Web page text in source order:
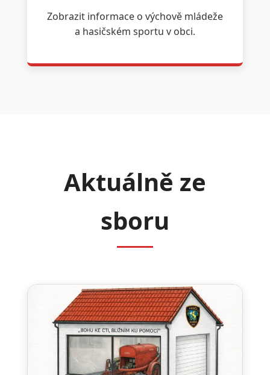
Zobrazit informace o výchově mládeže
a hasičském sportu v obci.
Aktuálně ze
sboru